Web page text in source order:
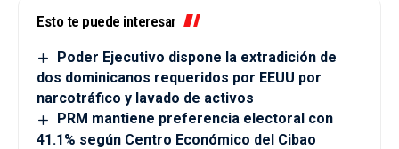
Esto te puede interesar
Poder Ejecutivo dispone la extradición de
dos dominicanos requeridos por EEUU por
narcotráfico y lavado de activos
PRM mantiene preferencia electoral con
41.1% según Centro Económico del Cibao